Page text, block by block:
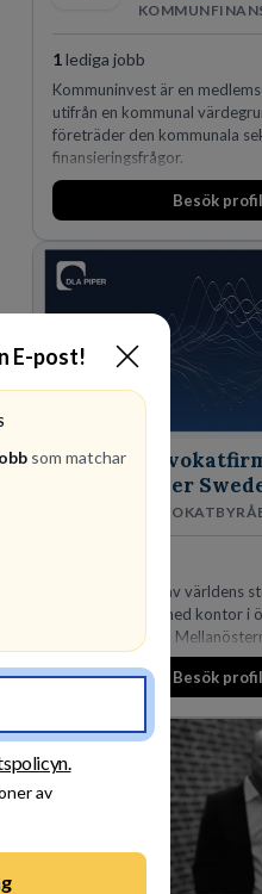
E-post!
som matchar
av
1lediga jobb
Kommuninvest är en
utifrån en kommunal
företräder den kommunala
finansieringsfrågor.
Besök profil
Piper
DLA Piper är en av världens
advokatbyråer med kontor i
Amerika, Europa,
och Oceanien. Vi är
affärsjuridikens alla områden
fler än 450 jurister på fem
Köpenhamn, Århus, Oslo och
på DLA Piper erbjuda våra
effektiv och
expertis. På vårt kontor i
vi idag drygt 240
Besök profil